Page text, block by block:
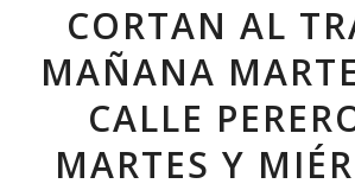
CORTAN AL
MAÑANA
CALLE
MARTES Y